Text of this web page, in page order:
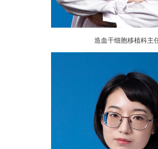
造血干细胞移植科主